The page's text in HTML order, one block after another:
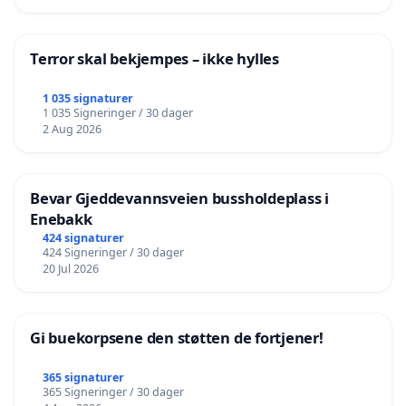
Terror skal bekjempes – ikke hylles
1 035 signaturer
1 035 Signeringer / 30 dager
2 Aug 2026
Bevar Gjeddevannsveien bussholdeplass i
Enebakk
424 signaturer
424 Signeringer / 30 dager
20 Jul 2026
Gi buekorpsene den støtten de fortjener!
365 signaturer
365 Signeringer / 30 dager